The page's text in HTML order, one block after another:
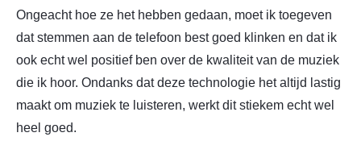
Ongeacht hoe ze het hebben gedaan, moet ik toegeven
dat stemmen aan de telefoon best goed klinken en dat ik
ook echt wel positief ben over de kwaliteit van de muziek
die ik hoor. Ondanks dat deze technologie het altijd lastig
maakt om muziek te luisteren, werkt dit stiekem echt wel
heel goed.